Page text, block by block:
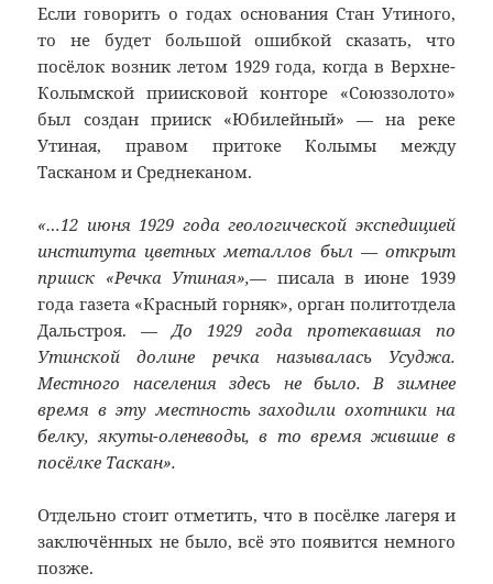
Если говорить о годах основания Стан Утиного,
то не будет большой ошибкой сказать, что
посёлок возник летом 1929 года, когда в Верхне-
Колымской приисковой конторе «Союззолото»
был создан прииск «Юбилейный» — на реке
Утиная, правом притоке Колымы между
Тасканом и Среднеканом.
«…12 июня 1929 года геологической экспедицией
института цветных металлов был — открыт
прииск «Речка Утиная»,— писала в июне 1939
года газета «Красный горняк», орган политотдела
Дальстроя. — До 1929 года протекавшая по
Утинской долине речка называлась Усуджа.
Местного населения здесь не было. В зимнее
время в эту местность заходили охотники на
белку, якуты-оленеводы, в то время жившие в
посёлке Таскан».
Отдельно стоит отметить, что в посёлке лагеря и
заключённых не было, всё это появится немного
позже.